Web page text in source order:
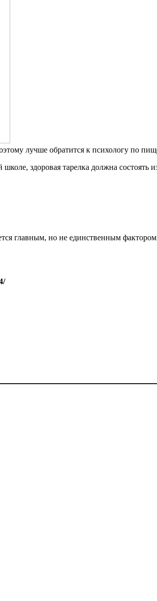
лучше обратится к психологу по
здоровая тарелка должна состоять
главным, но не единственным